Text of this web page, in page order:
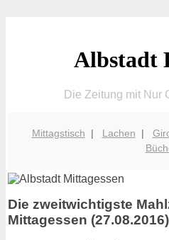
Albstadt
Die Zeitung mit Nur
Mittagstisch | Lachen |
Die zweitwichtigste
Mittagessen (27.08.2016)